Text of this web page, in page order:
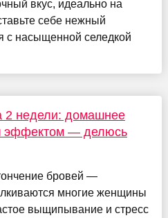
вкус, идеально на
себе нежный
с насыщенной селедкой
2 недели: домашнее
эффектом — делюсь
бровей —
многие женщины
выщипывание и стресс